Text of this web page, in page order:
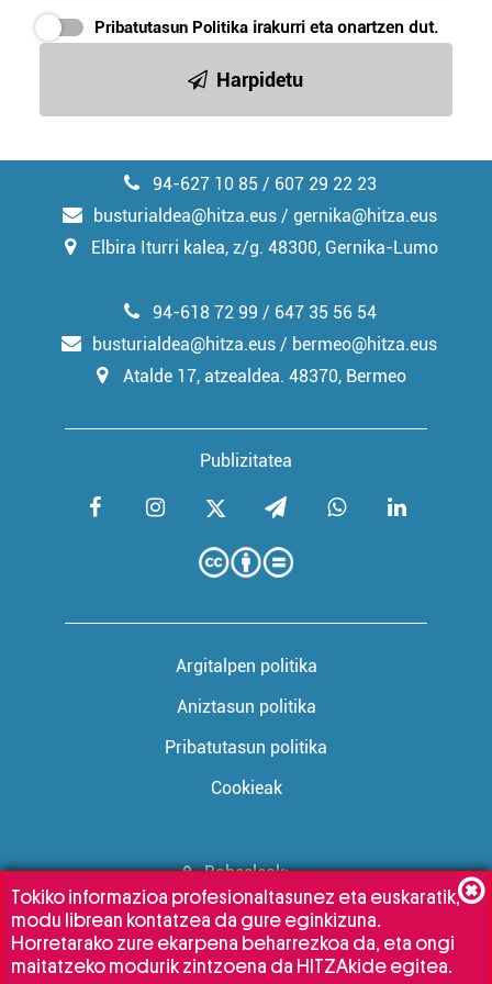
Pribatutasun Politika irakurri eta onartzen dut.
Harpidetu
94-627 10 85 / 607 29 22 23
busturialdea@hitza.eus / gernika@hitza.eus
Elbira Iturri kalea, z/g. 48300, Gernika-Lumo
Publizitatea
94-618 72 99 / 647 35 56 54
busturialdea@hitza.eus / bermeo@hitza.eus
Atalde 17, atzealdea. 48370, Bermeo
Argitalpen politika
Aniztasun politika
Pribatutasun politika
Cookieak
Babesleak:
Tokiko informazioa profesionaltasunez eta euskaratik,
modu librean kontatzea da gure eginkizuna.
Horretarako zure ekarpena beharrezkoa da, eta ongi
maitatzeko modurik zintzoena da HITZAkide egitea.